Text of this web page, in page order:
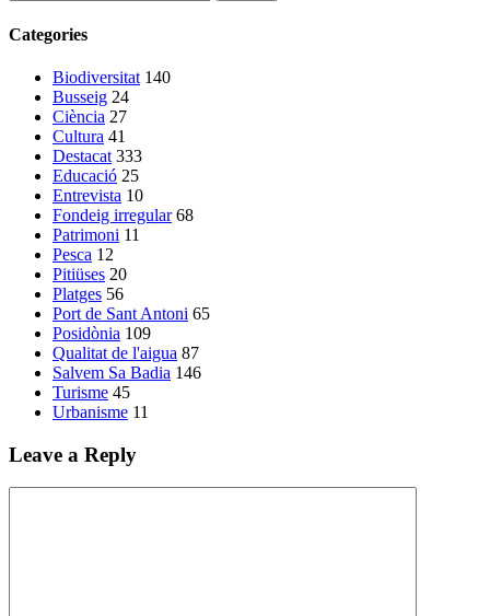
Categories
Biodiversitat 140
Busseig 24
Ciència 27
Cultura 41
Destacat 333
Educació 25
Entrevista 10
Fondeig irregular 68
Patrimoni 11
Pesca 12
Pitiüses 20
Platges 56
Port de Sant Antoni 65
Posidònia 109
Qualitat de l'aigua 87
Salvem Sa Badia 146
Turisme 45
Urbanisme 11
Leave a Reply